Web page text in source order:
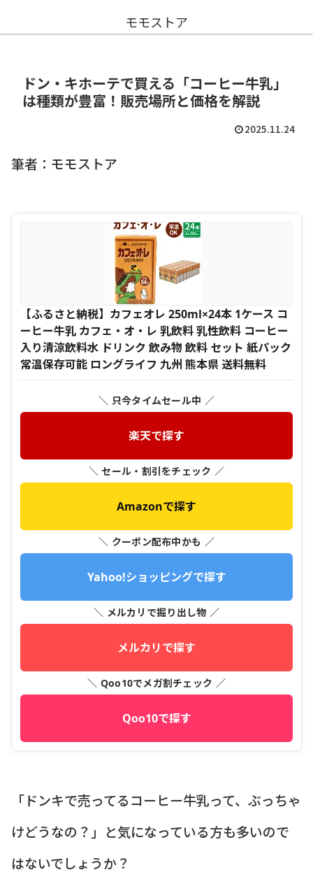
モモストア
ドン・キホーテで買える「コーヒー牛乳」
は種類が豊富！販売場所と価格を解説
2025.11.24
筆者：モモストア
【ふるさと納税】カフェオレ 250ml×24本 1ケース コ
ーヒー牛乳 カフェ・オ・レ 乳飲料 乳性飲料 コーヒー
入り清涼飲料水 ドリンク 飲み物 飲料 セット 紙パック
常温保存可能 ロングライフ 九州 熊本県 送料無料
＼ 只今タイムセール中 ／
楽天で探す
＼ セール・割引をチェック ／
Amazonで探す
＼ クーポン配布中かも ／
Yahoo!ショッピングで探す
＼ メルカリで掘り出し物 ／
メルカリで探す
＼ Qoo10でメガ割チェック ／
Qoo10で探す
「ドンキで売ってるコーヒー牛乳って、ぶっちゃ
けどうなの？」と気になっている方も多いので
はないでしょうか？